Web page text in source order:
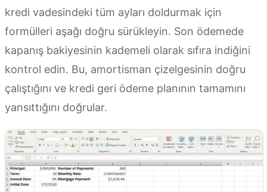
kredi vadesindeki tüm ayları doldurmak için
formülleri aşağı doğru sürükleyin. Son ödemede
kapanış bakiyesinin kademeli olarak sıfıra indiğini
kontrol edin. Bu, amortisman çizelgesinin doğru
çalıştığını ve kredi geri ödeme planının tamamını
yansıttığını doğrular.